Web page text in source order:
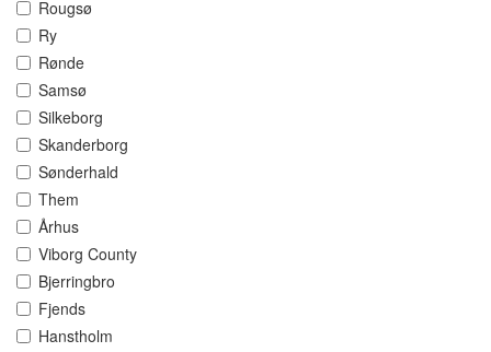
Rougsø
Ry
Rønde
Samsø
Silkeborg
Skanderborg
Sønderhald
Them
Århus
Viborg County
Bjerringbro
Fjends
Hanstholm